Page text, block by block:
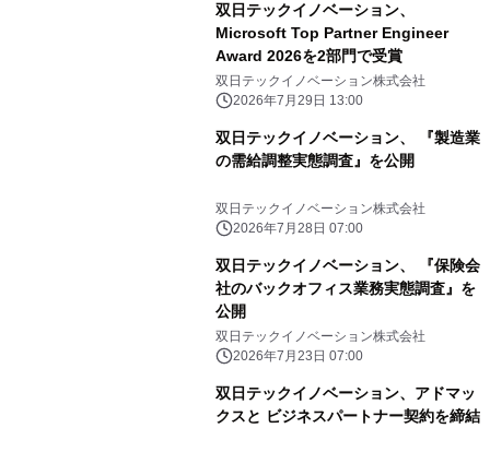
双日テックイノベーション、
Microsoft Top Partner Engineer
Award 2026を2部門で受賞
双日テックイノベーション株式会社
2026年7月29日 13:00
双日テックイノベーション、 『製造業
の需給調整実態調査』を公開
双日テックイノベーション株式会社
2026年7月28日 07:00
双日テックイノベーション、 『保険会
社のバックオフィス業務実態調査』を
公開
双日テックイノベーション株式会社
2026年7月23日 07:00
双日テックイノベーション、アドマッ
クスと ビジネスパートナー契約を締結